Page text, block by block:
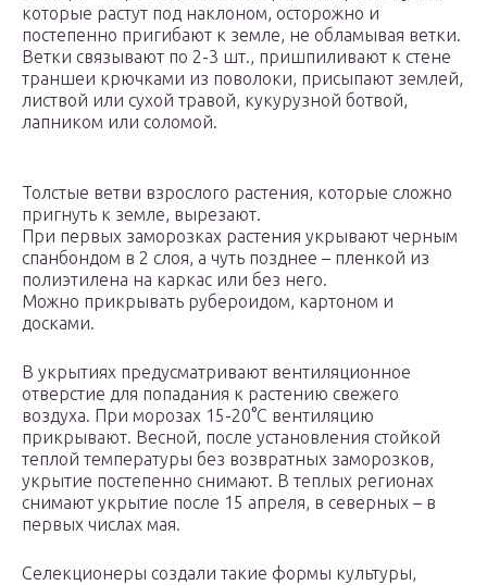
которые растут под наклоном, осторожно и
постепенно пригибают к земле, не обламывая ветки.
Ветки связывают по 2-3 шт., пришпиливают к стене
траншеи крючками из поволоки, присыпают землей,
листвой или сухой травой, кукурузной ботвой,
лапником или соломой.
Толстые ветви взрослого растения, которые сложно
пригнуть к земле, вырезают.
При первых заморозках растения укрывают черным
спанбондом в 2 слоя, а чуть позднее – пленкой из
полиэтилена на каркас или без него.
Можно прикрывать рубероидом, картоном и
досками.
В укрытиях предусматривают вентиляционное
отверстие для попадания к растению свежего
воздуха. При морозах 15-20°С вентиляцию
прикрывают. Весной, после установления стойкой
теплой температуры без возвратных заморозков,
укрытие постепенно снимают. В теплых регионах
снимают укрытие после 15 апреля, в северных – в
первых числах мая.
Селекционеры создали такие формы культуры,